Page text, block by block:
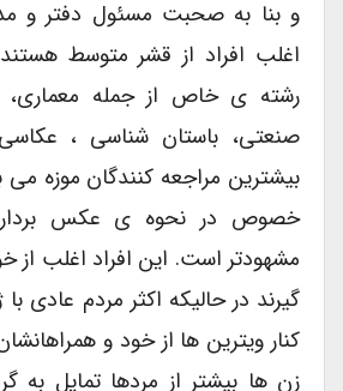
و بنا به صحبت مسئول دفتر و
اغلب افراد از قشر متوسط
رشته ی خاص از جمله معماری،
صنعتی، باستان شناسی ، عکاسی
بیشترین مراجعه کنندگان موزه می
خصوص در نحوه ی عکس برداری
مشهودتر است. این افراد اغلب از
گیرند در حالیکه اکثر مردم عادی
کنار ویترین ها از خود و
زن ها بیشتر از مردها تمایل به